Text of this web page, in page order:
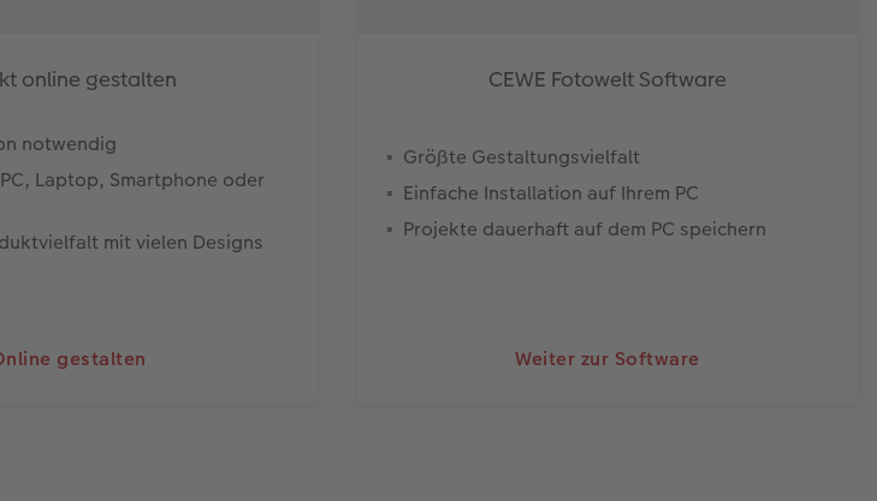
online gestalten
notwendig
Laptop, Smartphone oder
mit vielen Designs
gestalten
CEWE Fotowelt Software
Größte Gestaltungsvielfalt
Einfache Installation auf Ihrem PC
Projekte dauerhaft auf dem PC speichern
Weiter zur Software